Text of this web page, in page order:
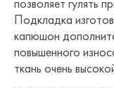
позволяет гулять
Подкладка
капюшон
повышенного
ткань очень